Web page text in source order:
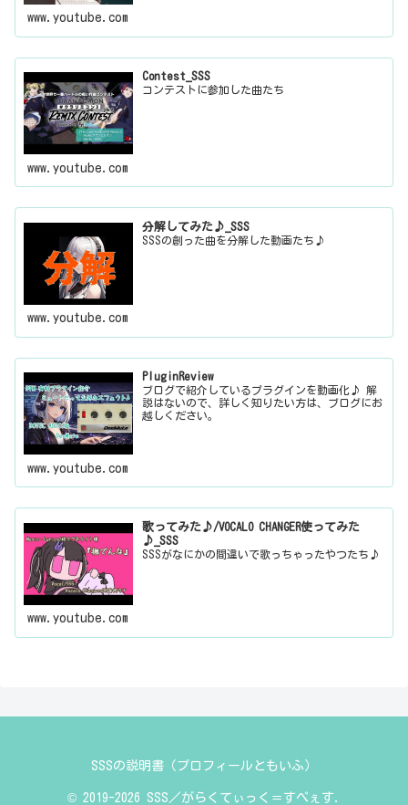
www.youtube.com
Contest_SSS
コンテストに参加した曲たち
www.youtube.com
分解してみた♪_SSS
SSSの創った曲を分解した動画たち♪
www.youtube.com
PluginReview
ブログで紹介しているプラグインを動画化♪ 解
説はないので、詳しく知りたい方は、ブログにお
越しください。
www.youtube.com
歌ってみた♪/VOCALO CHANGER使ってみた
♪_SSS
SSSがなにかの間違いで歌っちゃったやつたち♪
www.youtube.com
SSSの説明書（プロフィールともいふ）
© 2019-2026 SSS／がらくてぃっく＝すぺぇす.